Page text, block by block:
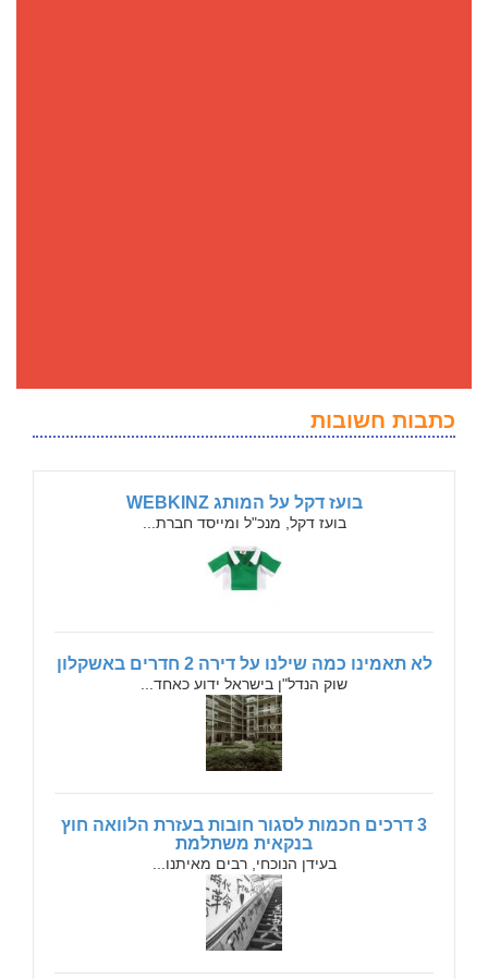
כתבות חשובות
בועז דקל על המותג WEBKINZ
בועז דקל, מנכ"ל ומייסד חברת...
לא תאמינו כמה שילנו על דירה 2 חדרים באשקלון
שוק הנדל"ן בישראל ידוע כאחד...
3 דרכים חכמות לסגור חובות בעזרת הלוואה חוץ
בנקאית משתלמת
בעידן הנוכחי, רבים מאיתנו...